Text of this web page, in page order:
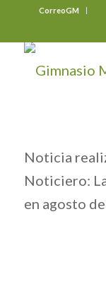
CorreoGM
Noticia
Noticiero:
en agosto